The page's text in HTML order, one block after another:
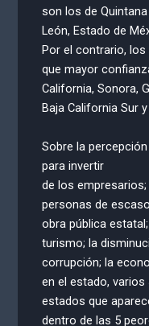
son los de
León, Estado de
Por el contrario,
que mayor
California, Sonora,
Baja California Sur
Sobre la
para invertir
de los
personas de
obra pública
turismo; la
corrupción; la
en el estado, varios
estados que
dentro de las 5